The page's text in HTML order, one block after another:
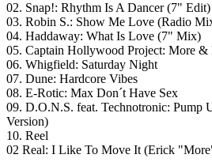
02. Snap!: Rhythm Is A Dancer (7" Edit)
03. Robin S.: Show Me Love (Radio
04. Haddaway: What Is Love (7" Mix)
05. Captain Hollywood Project: More &
06. Whigfield: Saturday Night
07. Dune: Hardcore Vibes
08. E-Rotic: Max Don´t Have Sex
09. D.O.N.S. feat. Technotronic: Pump
Version)
10. Reel
02 Real: I Like To Move It (Erick